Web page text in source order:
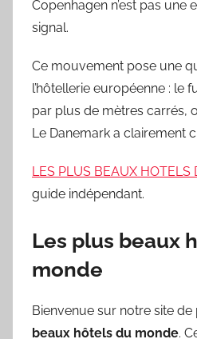
Copenhagen n’est pas une
signal.
Ce mouvement pose une
l’hôtellerie européenne : le
par plus de mètres carrés,
Le Danemark a clairement
LES PLUS BEAUX HOTELS
guide indépendant.
Les plus beaux
monde
Bienvenue sur notre site de
beaux hôtels du monde.